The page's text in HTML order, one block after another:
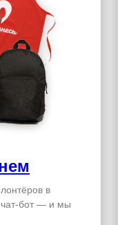
в
чат-бот — и мы